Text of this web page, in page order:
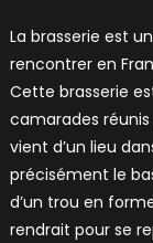
La brasserie est
rencontrer en
Cette brasserie
camarades
vient d’un lieu
précisément le
d’un trou en
rendrait pour se